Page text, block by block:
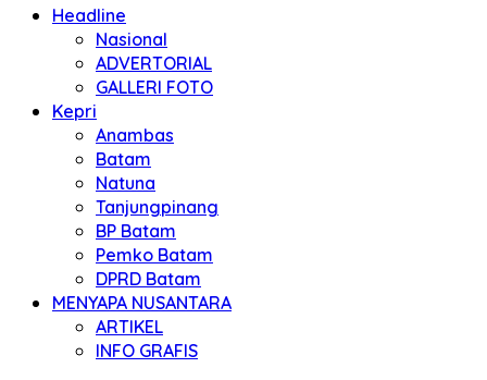
Headline
Nasional
ADVERTORIAL
GALLERI FOTO
Kepri
Anambas
Batam
Natuna
Tanjungpinang
BP Batam
Pemko Batam
DPRD Batam
MENYAPA NUSANTARA
ARTIKEL
INFO GRAFIS